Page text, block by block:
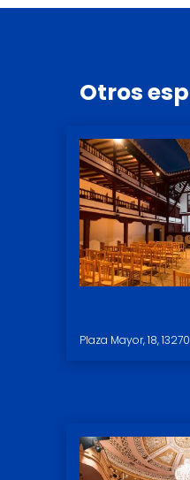
Otros
Plaza Mayor, 18,